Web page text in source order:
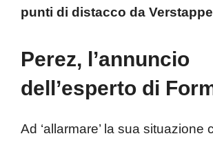
punti di distacco da
Perez, l’annuncio
dell’esperto di
Ad ‘allarmare’ la sua situazione